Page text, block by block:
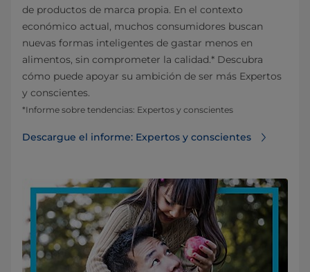
de productos de marca propia. En el contexto
económico actual, muchos consumidores buscan
nuevas formas inteligentes de gastar menos en
alimentos, sin comprometer la calidad.* Descubra
cómo puede apoyar su ambición de ser más Expertos
y conscientes.
*Informe sobre tendencias: Expertos y conscientes
Descargue el informe: Expertos y conscientes